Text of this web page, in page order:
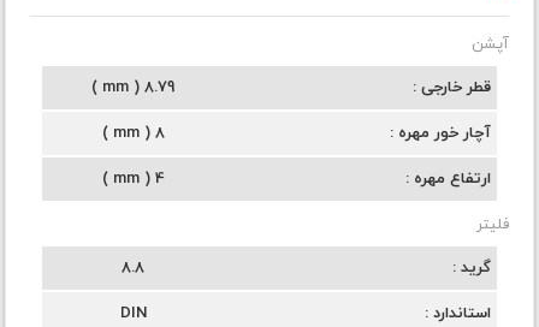
آپشن
قطر خارجی
8.79 ( mm )
آچار خور مهره 8 ( mm )
ارتفاع مهره 4 ( mm )
فلیتر
گرید
8.8
استاندارد DIN